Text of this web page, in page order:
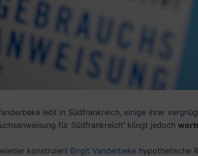
lebt in Südfrankreich, einige ihrer
für Südfrankreich“ klingt jedoch
konstruiert Birgit Vanderbeke hypothetische